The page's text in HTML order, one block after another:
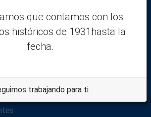
que contamos con los
históricos de 1931hasta la
fecha.
trabajando para ti